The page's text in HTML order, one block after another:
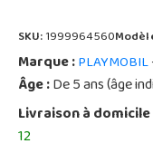
SKU:1999964560
Marque :PLAYMOBIL
Âge :De 5 ans (âge
Livraison à
12